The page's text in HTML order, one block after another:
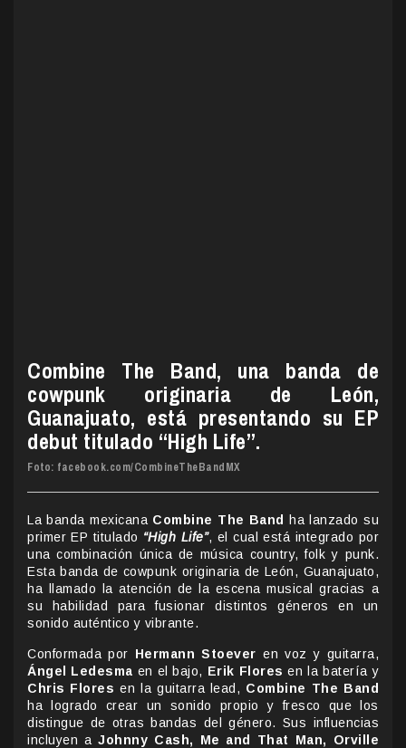
Combine The Band, una banda de
cowpunk originaria de León,
Guanajuato, está presentando su EP
debut titulado “High Life”.
Foto: facebook.com/CombineTheBandMX
La banda mexicana Combine The Band
ha lanzado su
primer EP titulado “High Life”, el cual está integrado por
una combinación única de música country, folk y punk.
Esta banda de cowpunk originaria de León, Guanajuato,
ha llamado la atención de la escena musical gracias a
su habilidad para fusionar distintos géneros en un
sonido auténtico y vibrante.
Conformada por Hermann Stoever en voz y guitarra,
Ángel Ledesma en el bajo, Erik Flores en la batería y
Chris Flores en la guitarra lead, Combine The Band
ha logrado crear un sonido propio y fresco que los
distingue de otras bandas del género. Sus influencias
incluyen aJohnny Cash, Me and That Man, Orville